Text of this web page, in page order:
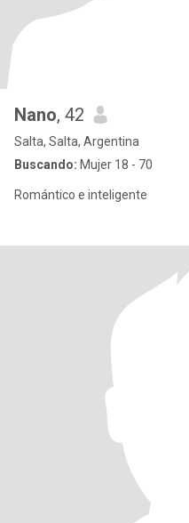
Nano, 42
Salta, Salta, Argentina
Buscando: Mujer 18 - 70
Romántico e inteligente